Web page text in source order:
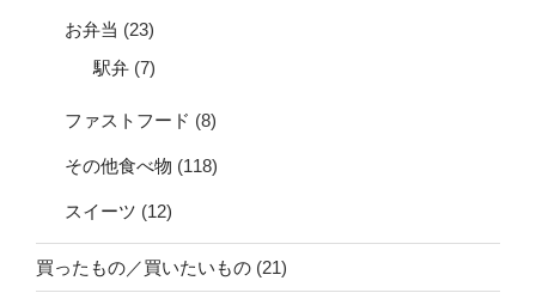
お弁当 (23)
駅弁 (7)
ファストフード (8)
その他食べ物 (118)
スイーツ (12)
買ったもの／買いたいもの (21)